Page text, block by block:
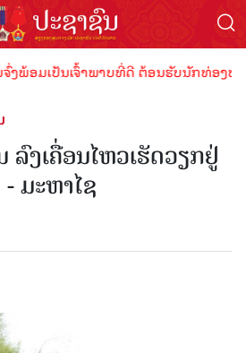
ອມເປັນເຈົ້າພາບທີ່ດີ ຕ້ອນຮັບນັກທ່ອງທ່ຽວ
ລົງເຄື່ອນໄຫວເຮັດວຽກຢູ່
ມະຫາໄຊ